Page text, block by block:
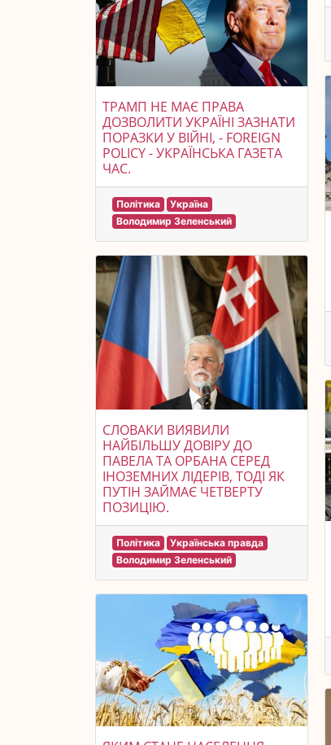
ТРАМП НЕ МАЄ ПРАВА
ДОЗВОЛИТИ УКРАЇНІ ЗАЗНАТИ
ПОРАЗКИ У ВІЙНІ, - FOREIGN
POLICY - УКРАЇНСЬКА ГАЗЕТА
ЧАС.
Політика
Україна
Володимир Зеленський
СЛОВАКИ ВИЯВИЛИ
НАЙБІЛЬШУ ДОВІРУ ДО
ПАВЕЛА ТА ОРБАНА СЕРЕД
ІНОЗЕМНИХ ЛІДЕРІВ, ТОДІ ЯК
ПУТІН ЗАЙМАЄ ЧЕТВЕРТУ
ПОЗИЦІЮ.
Політика
Українська правда
Володимир Зеленський